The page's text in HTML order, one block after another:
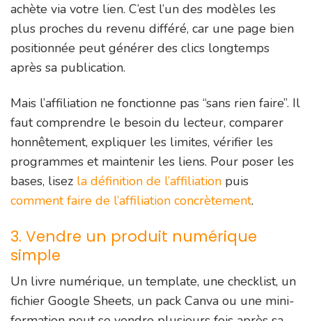
achète via votre lien. C’est l’un des modèles les
plus proches du revenu différé, car une page bien
positionnée peut générer des clics longtemps
après sa publication.
Mais l’affiliation ne fonctionne pas “sans rien faire”. Il
faut comprendre le besoin du lecteur, comparer
honnêtement, expliquer les limites, vérifier les
programmes et maintenir les liens. Pour poser les
bases, lisez la définition de l’affiliation puis
comment faire de l’affiliation concrètement.
3. Vendre un produit numérique
simple
Un livre numérique, un template, une checklist, un
fichier Google Sheets, un pack Canva ou une mini-